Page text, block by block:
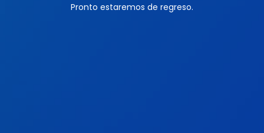
Pronto estaremos de regreso.